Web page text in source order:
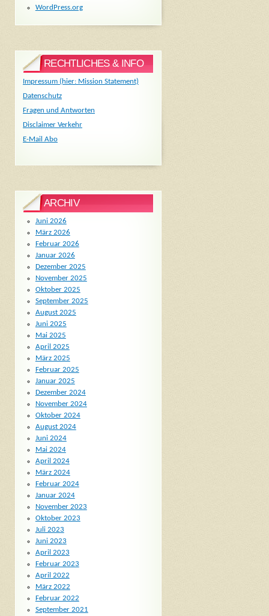
WordPress.org
RECHTLICHES & INFO
Impressum (hier: Mission Statement)
Datenschutz
Fragen und Antworten
Disclaimer Verkehr
E-Mail Abo
ARCHIV
Juni 2026
März 2026
Februar 2026
Januar 2026
Dezember 2025
November 2025
Oktober 2025
September 2025
August 2025
Juni 2025
Mai 2025
April 2025
März 2025
Februar 2025
Januar 2025
Dezember 2024
November 2024
Oktober 2024
August 2024
Juni 2024
Mai 2024
April 2024
März 2024
Februar 2024
Januar 2024
November 2023
Oktober 2023
Juli 2023
Juni 2023
April 2023
Februar 2023
April 2022
März 2022
Februar 2022
September 2021